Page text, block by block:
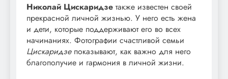
Николай Цискаридзе также известен своей
прекрасной личной жизнью. У него есть жена
и дети, которые поддерживают его во всех
начинаниях. Фотографии счастливой семьи
Цискаридзепоказывают, как важно для него
благополучие и гармония в личной жизни.